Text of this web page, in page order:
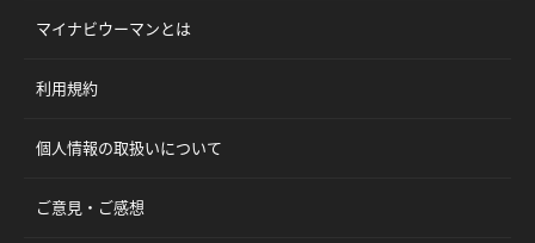
マイナビウーマンとは
利用規約
個人情報の取扱いについて
ご意見・ご感想